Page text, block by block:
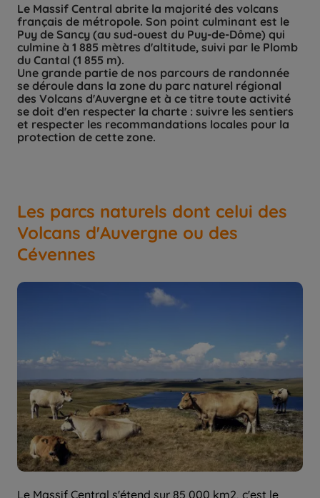
Le Massif Central abrite la majorité des volcans
français de métropole. Son point culminant est le
Puy de Sancy (au sud-ouest du Puy-de-Dôme) qui
culmine à 1 885 mètres d'altitude, suivi par le Plomb
du Cantal (1 855 m).
Une grande partie de nos parcours de randonnée
se déroule dans la zone du parc naturel régional
des Volcans d'Auvergne et à ce titre toute activité
se doit d'en respecter la charte : suivre les sentiers
et respecter les recommandations locales pour la
protection de cette zone.
Les parcs naturels dont celui des
Volcans d'Auvergne ou des
Cévennes
Le Massif Central s'étend sur 85 000 km2, c'est le